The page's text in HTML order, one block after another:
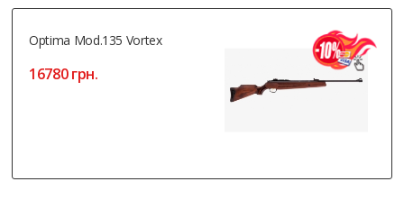
Optima Mod.135 Vortex
16780 грн.